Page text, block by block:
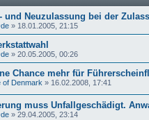
und Neuzulassung bei der
» 18.01.2005, 21:15
» 20.05.2005, 00:26
Chance mehr für
of Denmark » 16.02.2008, 17:41
muss Unfallgeschädigt.
» 29.04.2005, 23:14